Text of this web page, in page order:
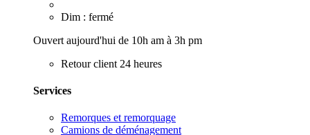
Dim : fermé
Ouvert aujourd'hui de 10h am à 3h pm
Retour client 24 heures
Services
Remorques et remorquage
Camions de déménagement